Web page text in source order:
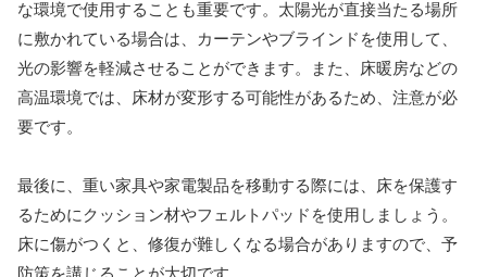
な環境で使用することも重要です。太陽光が直接当たる場所
に敷かれている場合は、カーテンやブラインドを使用して、
光の影響を軽減させることができます。また、床暖房などの
高温環境では、床材が変形する可能性があるため、注意が必
要です。
最後に、重い家具や家電製品を移動する際には、床を保護す
るためにクッション材やフェルトパッドを使用しましょう。
床に傷がつくと、修復が難しくなる場合がありますので、予